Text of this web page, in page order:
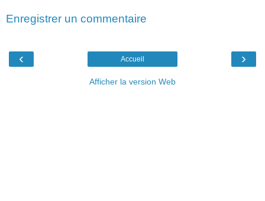
Enregistrer un commentaire
‹ ›
Accueil
Afficher la version Web